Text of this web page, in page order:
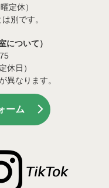
定休）
別です。
について）
休日）
異なります。
ーム